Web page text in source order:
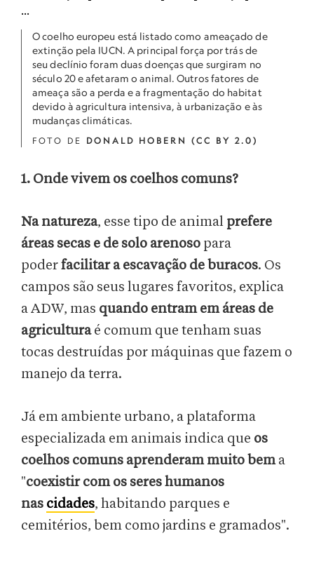
O coelho europeu está listado como ameaçado de
extinção pela IUCN. A principal força por trás de
seu declínio foram duas doenças que surgiram no
século 20 e afetaram o animal. Outros fatores de
ameaça são a perda e a fragmentação do habitat
devido à agricultura intensiva, à urbanização e às
mudanças climáticas.
FOTO DE DONALD HOBERN (CC BY 2.0)
1. Onde vivem os coelhos comuns?
Na natureza, esse tipo de animal prefere
áreas secas e de solo arenoso para
poderfacilitar a escavação de buracos. Os
campos são seus lugares favoritos, explica
a ADW, mas quando entram em áreas de
agriculturaé comum que tenham suas
tocas destruídas por máquinas que fazem o
manejo da terra.
Já em ambiente urbano, a plataforma
especializada em animais indica que os
coelhos comuns aprenderam muito bema
"coexistir com os seres humanos
nas cidades, habitando parques e
cemitérios, bem como jardins e gramados".